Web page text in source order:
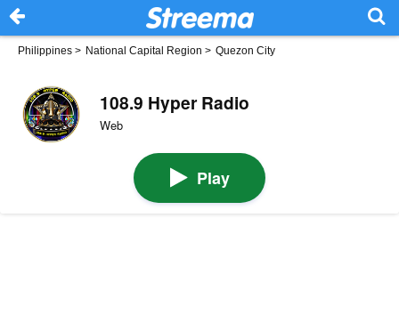
Philippines > National Capital Region > Quezon City
108.9 Hyper Radio
Web
Play